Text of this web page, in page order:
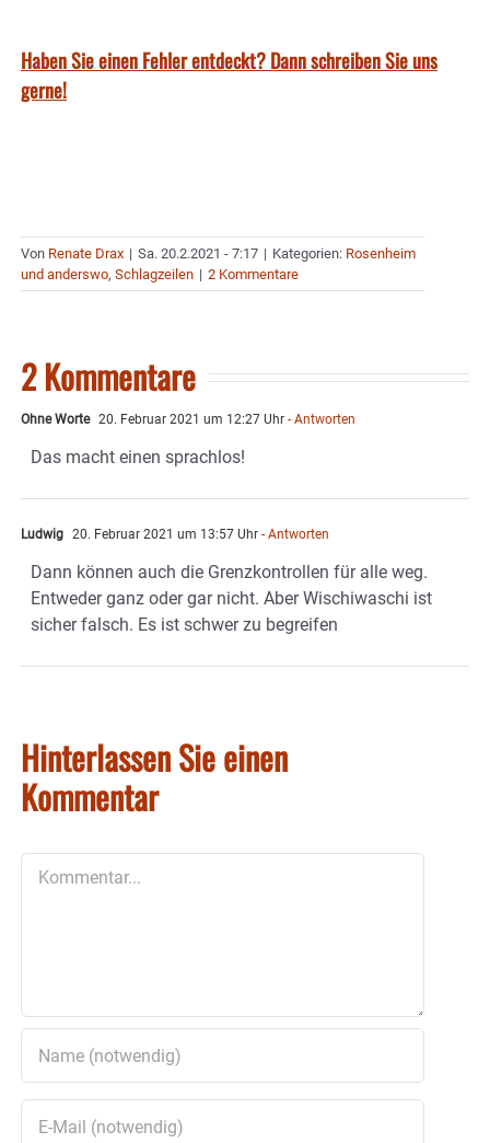
Haben Sie einen Fehler entdeckt? Dann schreiben Sie uns
gerne!
Von Renate Drax | Sa. 20.2.2021 - 7:17 | Kategorien: Rosenheim
und anderswo, Schlagzeilen | 2 Kommentare
2 Kommentare
Ohne Worte 20. Februar 2021 um 12:27 Uhr - Antworten
Das macht einen sprachlos!
Ludwig 20. Februar 2021 um 13:57 Uhr - Antworten
Dann können auch die Grenzkontrollen für alle weg.
Entweder ganz oder gar nicht. Aber Wischiwaschi ist
sicher falsch. Es ist schwer zu begreifen
Hinterlassen Sie einen
Kommentar